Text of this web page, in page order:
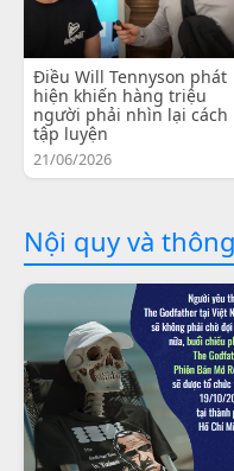
Điều Will Tennyson phát
hiện khiến hàng triệu
người phải nhìn lại cách
tập luyện
21/06/2026
Nội quy và